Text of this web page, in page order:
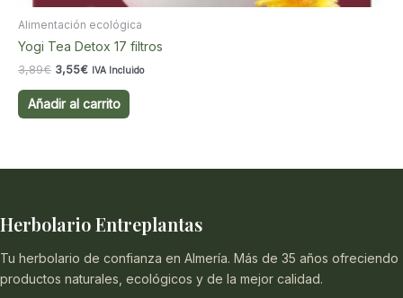
Alimentación ecológica
Yogi Tea Detox 17 filtros
3,89€ El
original
era:
3,55€El
actual
es:
IVA Incluido
Añadir al carrito
Herbolario Entreplantas
Tu herbolario de confianza en Almería. Más de 35 años ofreciendo
productos naturales, ecológicos y de la mejor calidad.